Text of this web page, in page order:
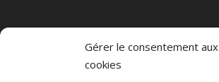
Gérer le consentement aux
cookies